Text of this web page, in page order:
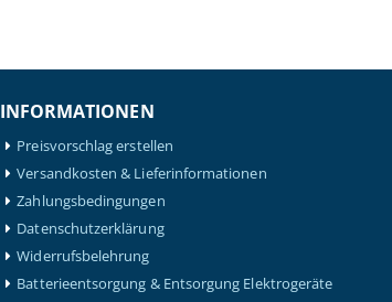
INFORMATIONEN
Preisvorschlag erstellen
Versandkosten & Lieferinformationen
Zahlungsbedingungen
Datenschutzerklärung
Widerrufsbelehrung
Batterieentsorgung & Entsorgung Elektrogeräte